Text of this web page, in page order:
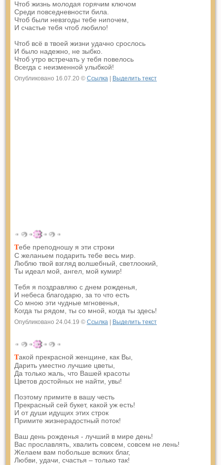
Чтоб жизнь молодая горячим ключом
Среди повседневности била.
Чтоб были невзгоды тебе нипочем,
И счастье тебя чтоб любило!
Чтоб всё в твоей жизни удачно срослось
И было надежно, не зыбко.
Чтоб утро встречать у тебя повелось
Всегда с неизменной улыбкой!
Опубликовано 16.07.20 © Ссылка| Выделить текст
Тебе преподношу я эти строки
С желаньем подарить тебе весь мир.
Люблю твой взгляд волшебный, светлоокий,
Ты идеал мой, ангел, мой кумир!
Тебя я поздравляю с днем рожденья,
И небеса благодарю, за то что есть
Со мною эти чудные мгновенья,
Когда ты рядом, ты со мной, когда ты здесь!
Опубликовано 24.04.19 © Ссылка| Выделить текст
Такой прекрасной женщине, как Вы,
Дарить уместно лучшие цветы,
Да только жаль, что Вашей красоты
Цветов достойных не найти, увы!
Поэтому примите в вашу честь
Прекрасный сей букет, какой уж есть!
И от души идущих этих строк
Примите жизнерадостный поток!
Ваш день рожденья - лучший в мире день!
Вас прославлять, хвалить совсем, совсем не лень!
Желаем вам побольше всяких благ,
Любви, удачи, счастья – только так!